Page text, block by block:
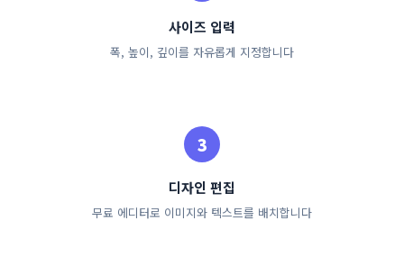
사이즈 입력
폭, 높이, 깊이를 자유롭게 지정합니다
디자인 편집
무료 에디터로 이미지와 텍스트를 배치합니다